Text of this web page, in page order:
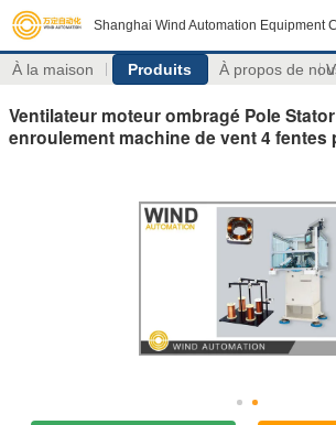
Shanghai Wind Automation Equipment
À la maison Produits À propos de
Ventilateur moteur ombragé Pole
enroulement machine de vent 4 fentes